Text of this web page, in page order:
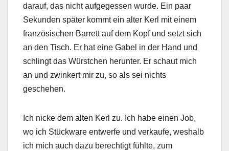
darauf, das nicht aufgegessen wurde. Ein paar
Sekunden später kommt ein alter Kerl mit einem
französischen Barrett auf dem Kopf und setzt sich
an den Tisch. Er hat eine Gabel in der Hand und
schlingt das Würstchen herunter. Er schaut mich
an und zwinkert mir zu, so als sei nichts
geschehen.
Ich nicke dem alten Kerl zu. Ich habe einen Job,
wo ich Stückware entwerfe und verkaufe, weshalb
ich mich auch dazu berechtigt fühlte, zum